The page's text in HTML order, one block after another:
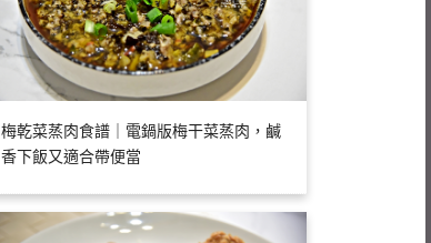
梅乾菜蒸肉食譜｜電鍋版梅干菜蒸肉，鹹
香下飯又適合帶便當